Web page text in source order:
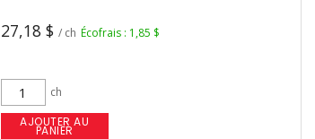
27,18 $ / ch Écofrais : 1,85 $
ch
AJOUTER AU
PANIER